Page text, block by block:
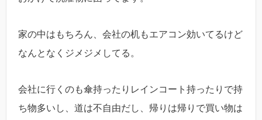
家の中はもちろん、会社の机もエアコン効いてるけど
なんとなくジメジメしてる。
会社に行くのも傘持ったりレインコート持ったりで持
ち物多いし、道は不自由だし、帰りは帰りで買い物は